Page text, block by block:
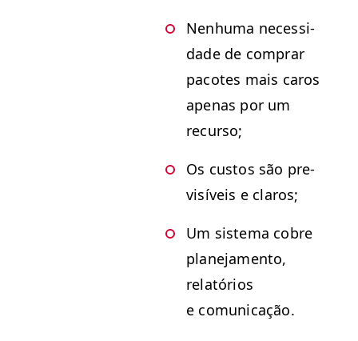
Nen­hu­ma neces­si­
dade de com­prar
pacotes mais caros
ape­nas por um
recurso;
Os cus­tos são pre­
visíveis e claros;
Um sis­tema cobre
plane­ja­men­to,
relatórios
e comunicação.